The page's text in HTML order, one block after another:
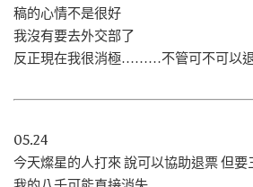
稿的心情不是很好
我沒有要去外交部了
反正現在我很消極………不管可不可以
05.24
今天燦星的人打來 說可以協助退票 但